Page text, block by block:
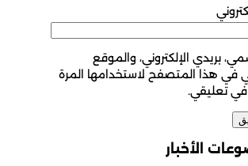
بريدي الإلكتروني، والموقع
في هذا المتصفح لاستخدامها المرة
في تعليقي.
الأخبار